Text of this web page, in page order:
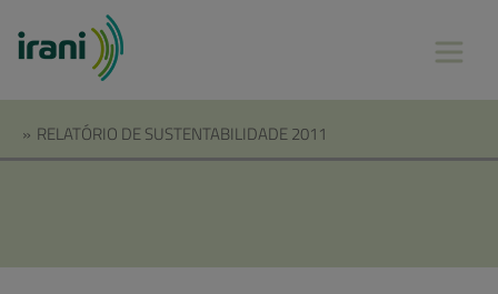
» RELATÓRIO DE SUSTENTABILIDADE 2011